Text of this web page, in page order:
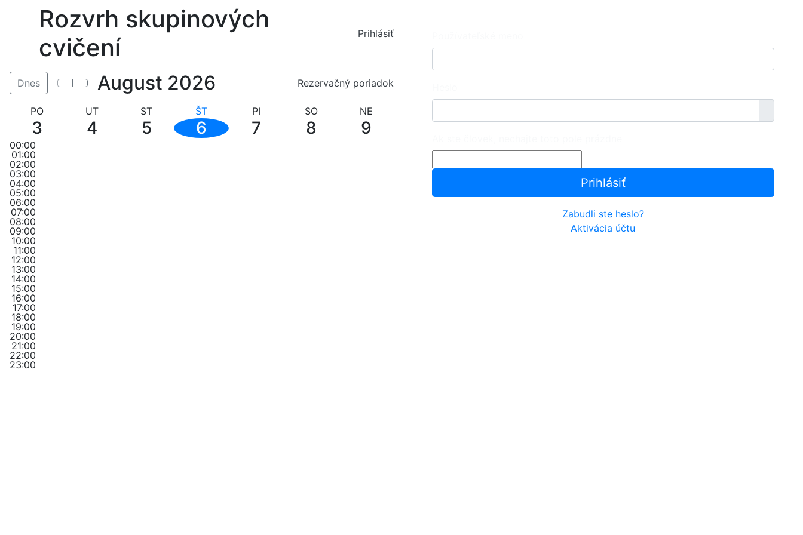
Rozvrh skupinových
cvičení
Prihlásiť
Dnes August 2026 Rezervačný poriadok
PO
3
UT
4
ST
5
ŠT
6
PI
7
SO
8
NE
9
00:00
01:00
02:00
03:00
04:00
05:00
06:00
07:00
08:00
09:00
10:00
11:00
12:00
13:00
14:00
15:00
16:00
17:00
18:00
19:00
20:00
21:00
22:00
23:00
Prihlásiť
Zabudli ste heslo?
Aktivácia účtu